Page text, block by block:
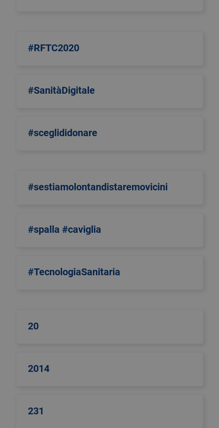
#RFTC2020
#SanitàDigitale
#sceglididonare
#sestiamolontandistaremovicini
#spalla #caviglia
#TecnologiaSanitaria
20
2014
231